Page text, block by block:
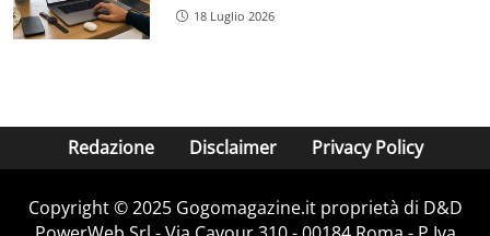
18 Luglio 2026
Redazione Disclaimer Privacy Policy
Copyright © 2025 Gogomagazine.it proprietà di D&D